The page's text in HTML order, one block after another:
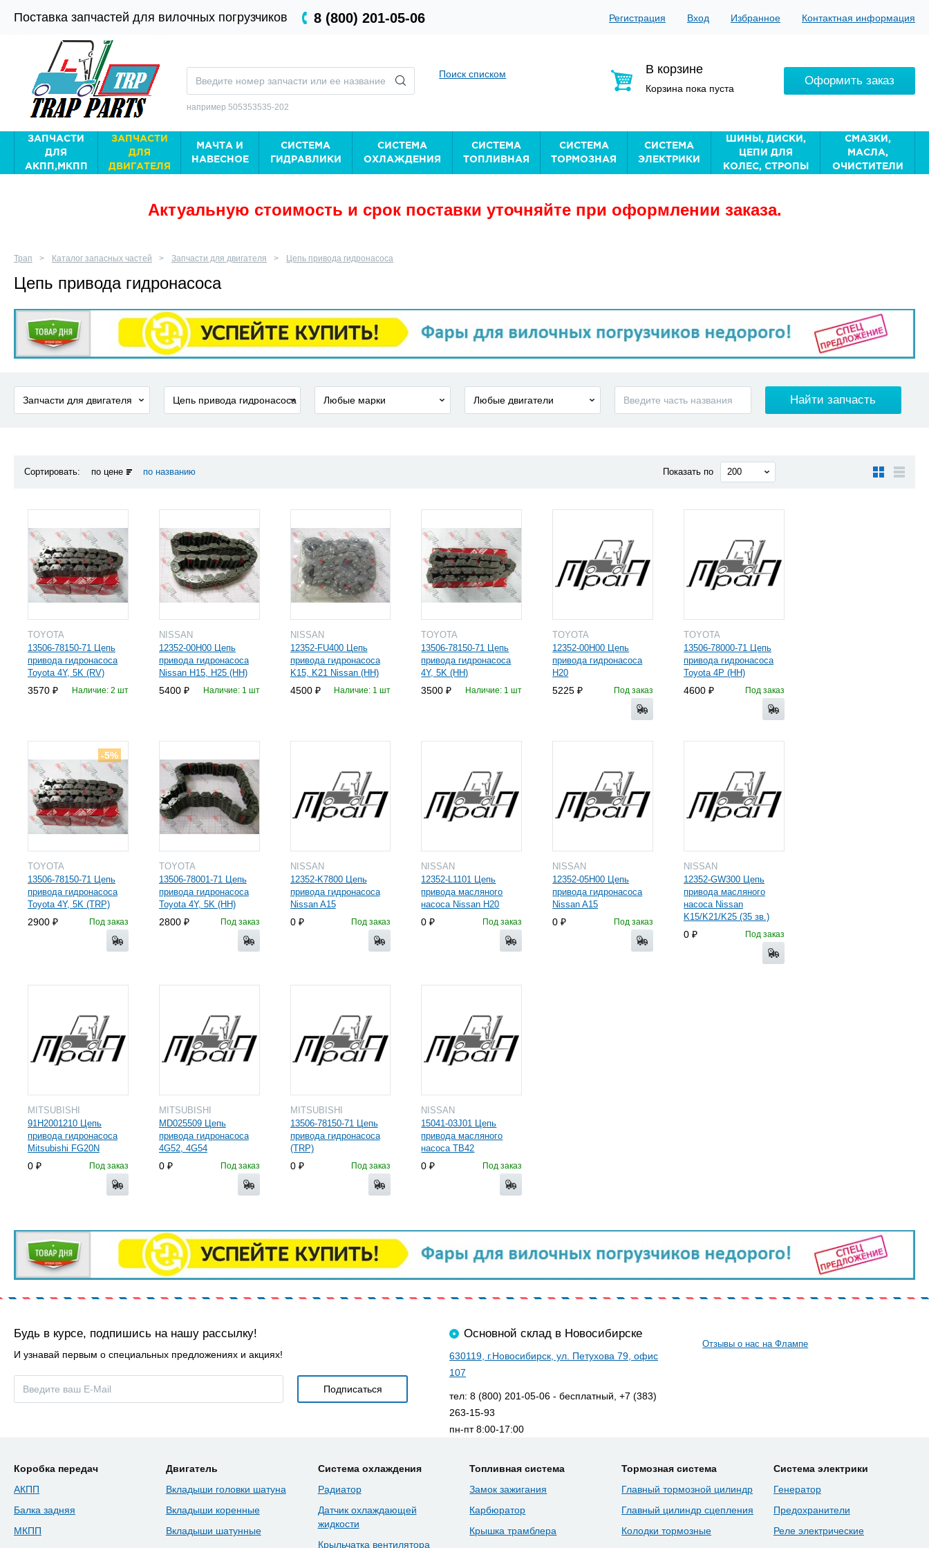
Поставка запчастей для вилочных погрузчиков 8 (800) 201-05-06 Регистрация Вход Избранное Контактная информация
например 505353535-202
Поиск списком В корзине
Корзина пока пуста
Оформить заказ
ЗАПЧАСТИ
ДЛЯ
АКПП,МКПП
ЗАПЧАСТИ
ДЛЯ
ДВИГАТЕЛЯ
МАЧТА И
НАВЕСНОЕ
СИСТЕМА
ГИДРАВЛИКИ
СИСТЕМА
ОХЛАЖДЕНИЯ
СИСТЕМА
ТОПЛИВНАЯ
СИСТЕМА
ТОРМОЗНАЯ
СИСТЕМА
ЭЛЕКТРИКИ
ШИНЫ, ДИСКИ,
ЦЕПИ ДЛЯ
КОЛЕС, СТРОПЫ
СМАЗКИ,
МАСЛА,
ОЧИСТИТЕЛИ
Актуальную стоимость и срок поставки уточняйте при оформлении заказа.
Трап Каталог запасных частей Запчасти для двигателя Цепь привода гидронасоса
Цепь привода гидронасоса
Сортировать: по цене по названию Показать по
TOYOTA
13506-78150-71 Цепь
привода гидронасоса
Toyota 4Y, 5K (RV)
3570 Наличие: 2 шт
NISSAN
12352-00H00 Цепь
привода гидронасоса
Nissan H15, H25 (HH)
5400 Наличие: 1 шт
NISSAN
12352-FU400 Цепь
привода гидронасоса
K15, K21 Nissan (HH)
4500 Наличие: 1 шт
TOYOTA
13506-78150-71 Цепь
привода гидронасоса
4Y, 5K (HH)
3500 Наличие: 1 шт
TOYOTA
12352-00H00 Цепь
привода гидронасоса
H20
5225 Под заказ
TOYOTA
13506-78000-71 Цепь
привода гидронасоса
Toyota 4P (HH)
4600 Под заказ
-5%
TOYOTA
13506-78150-71 Цепь
привода гидронасоса
Toyota 4Y, 5K (TRP)
2900 Под заказ
TOYOTA
13506-78001-71 Цепь
привода гидронасоса
Toyota 4Y, 5K (HH)
2800 Под заказ
NISSAN
12352-K7800 Цепь
привода гидронасоса
Nissan A15
0 Под заказ
NISSAN
12352-L1101 Цепь
привода масляного
насоса Nissan H20
0 Под заказ
NISSAN
12352-05H00 Цепь
привода гидронасоса
Nissan A15
0 Под заказ
NISSAN
12352-GW300 Цепь
привода масляного
насоса Nissan
K15/K21/K25 (35 зв.)
0 Под заказ
MITSUBISHI
91H2001210 Цепь
привода гидронасоса
Mitsubishi FG20N
0 Под заказ
MITSUBISHI
MD025509 Цепь
привода гидронасоса
4G52, 4G54
0 Под заказ
MITSUBISHI
13506-78150-71 Цепь
привода гидронасоса
(TRP)
0 Под заказ
NISSAN
15041-03J01 Цепь
привода масляного
насоса TB42
0 Под заказ
Будь в курсе, подпишись на нашу рассылку!
И узнавай первым о специальных предложениях и акциях!
Основной склад в Новосибирске
630119, г.Новосибирск, ул. Петухова 79, офис
107
тел: 8 (800) 201-05-06 - бесплатный, +7 (383)
263-15-93
пн-пт 8:00-17:00
Отзывы о нас на Флампе
Коробка передач
АКПП
Балка задняя
МКПП
Двигатель
Вкладыши головки шатуна
Вкладыши коренные
Вкладыши шатунные
Система охлаждения
Радиатор
Датчик охлаждающей
жидкости
Крыльчатка вентилятора
Топливная система
Замок зажигания
Карбюратор
Крышка трамблера
Тормозная система
Главный тормозной цилиндр
Главный цилиндр сцепления
Колодки тормозные
Система электрики
Генератор
Предохранители
Реле электрические